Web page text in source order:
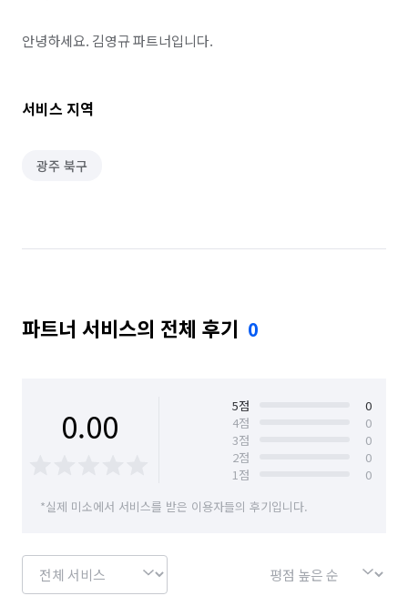
안녕하세요. 김영규 파트너입니다.
서비스 지역
광주 북구
파트너 서비스의 전체 후기 0
0.00 5점
0
4점
0
3점
0
2점
0
1점
0
*실제 미소에서 서비스를 받은 이용자들의 후기입니다.